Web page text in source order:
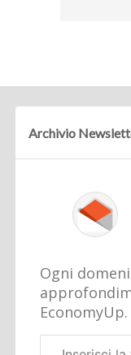
Archivio
Ogni
EconomyUp.